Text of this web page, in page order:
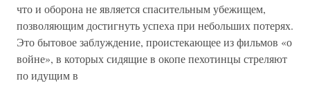
что и оборона не является спасительным убежищем,
позволяющим достигнуть успеха при небольших потерях.
Это бытовое заблуждение, проистекающее из фильмов «о
войне», в которых сидящие в окопе пехотинцы стреляют
по идущим в